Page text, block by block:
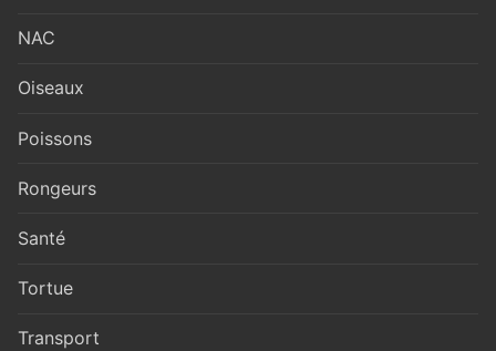
NAC
Oiseaux
Poissons
Rongeurs
Santé
Tortue
Transport